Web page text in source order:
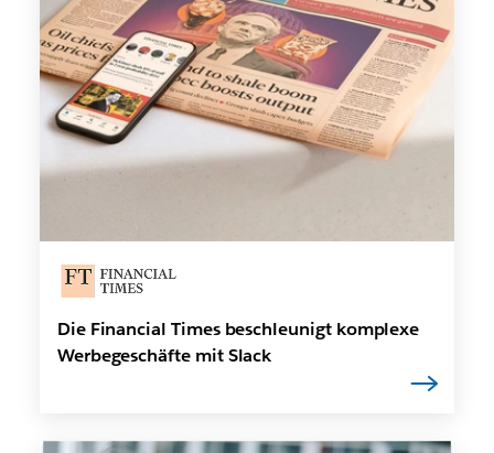
Die Financial Times beschleunigt komplexe
Werbegeschäfte mit Slack